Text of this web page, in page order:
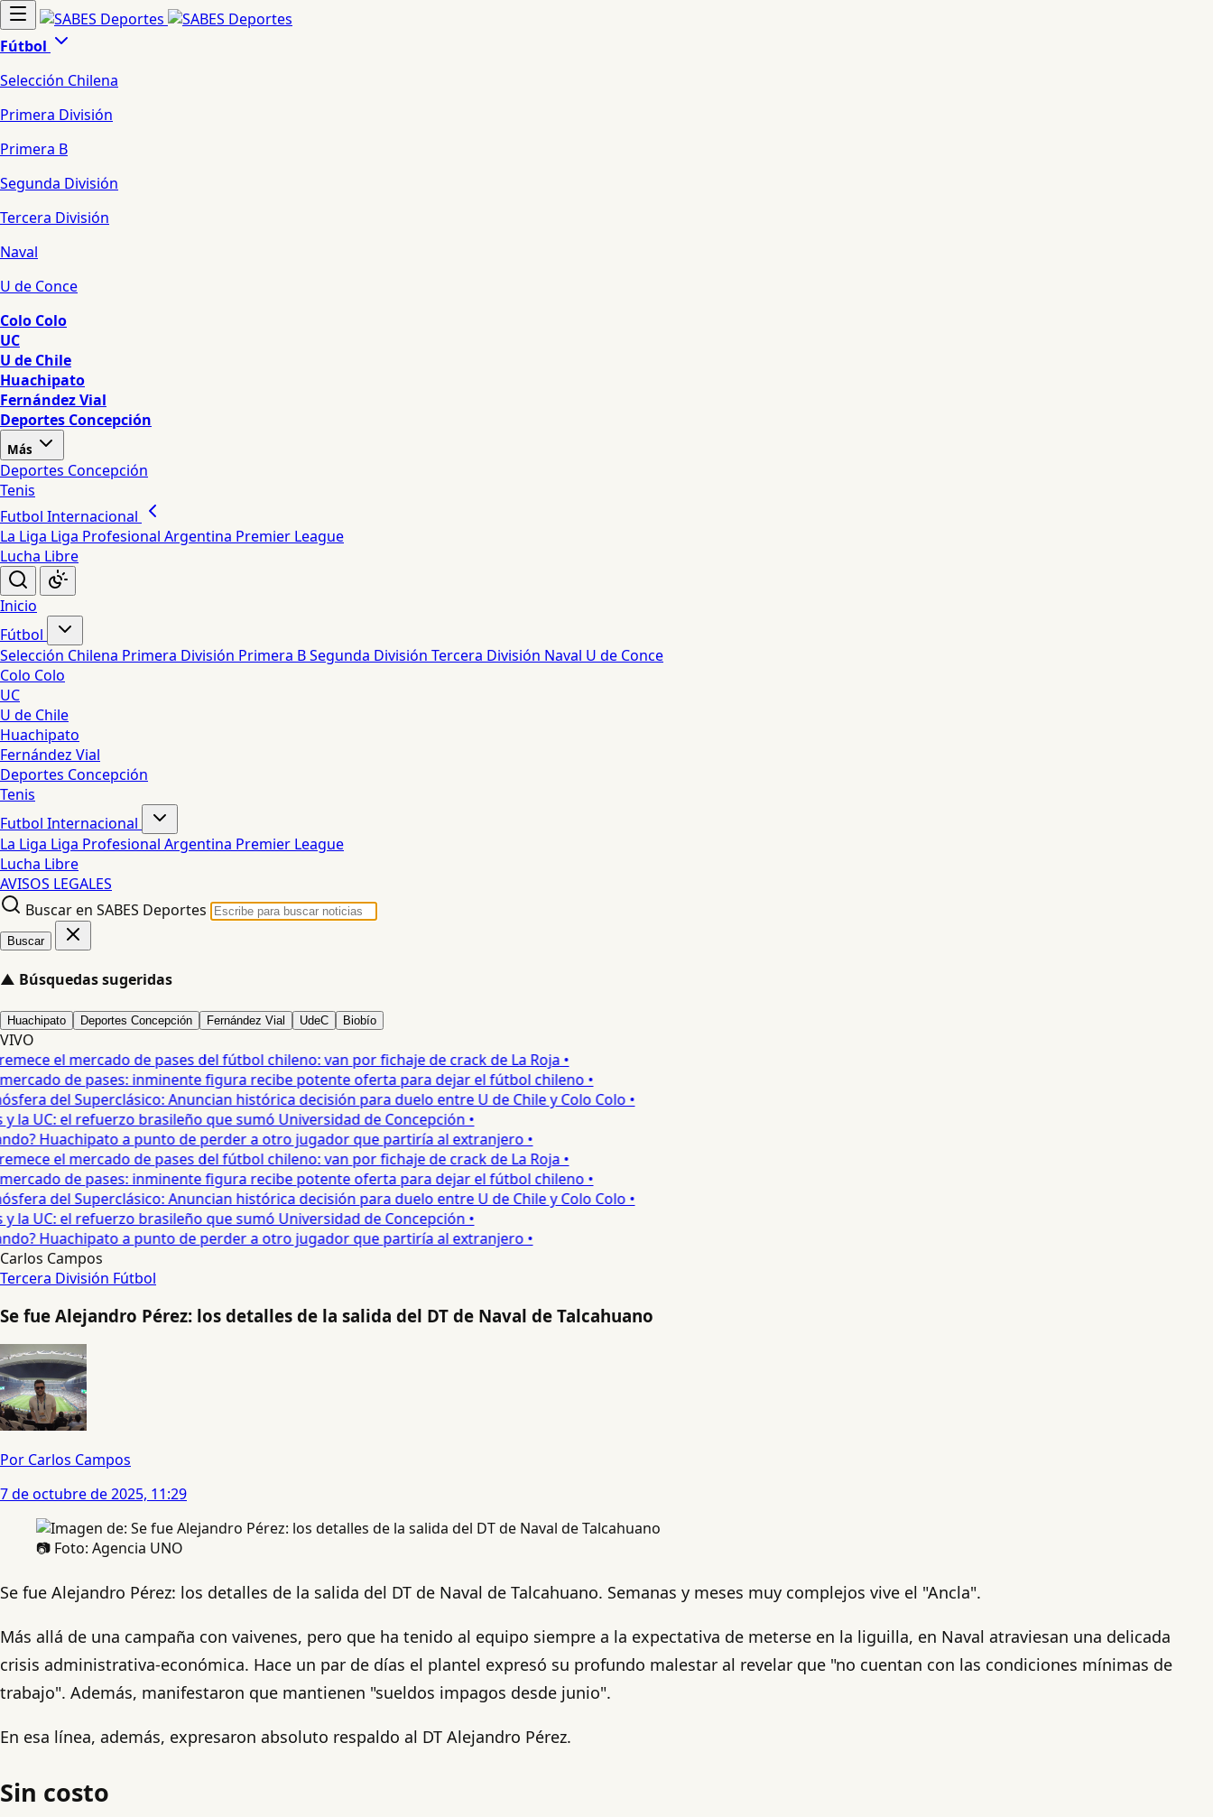
Fútbol
Selección Chilena
Primera División
Primera B
Segunda División
Tercera División
Naval
U de Conce
Colo Colo
UC
U de Chile
Huachipato
Fernández Vial
Deportes Concepción
Más
Deportes Concepción
Tenis
Futbol Internacional
La Liga Liga Profesional Argentina Premier League
Lucha Libre
Inicio
Fútbol
Selección Chilena Primera División Primera BSegunda División Tercera División Naval U de Conce
Colo Colo
UC
U de Chile
Huachipato
Fernández Vial
Deportes Concepción
Tenis
Futbol Internacional
La Liga Liga Profesional Argentina Premier League
Lucha Libre
AVISOS LEGALES
Buscar en SABES Deportes
Buscar
▲ Búsquedas sugeridas
Huachipato Deportes Concepción Fernández Vial UdeC Biobío
VIVO
el mercado de pases del fútbol chileno: van por fichaje de crack de La Roja •
de pases: inminente figura recibe potente oferta para dejar el fútbol chileno •
del Superclásico: Anuncian histórica decisión para duelo entre U de Chile y Colo Colo •
UC: el refuerzo brasileño que sumó Universidad de Concepción •
Huachipato a punto de perder a otro jugador que partiría al extranjero •
el mercado de pases del fútbol chileno: van por fichaje de crack de La Roja •
de pases: inminente figura recibe potente oferta para dejar el fútbol chileno •
del Superclásico: Anuncian histórica decisión para duelo entre U de Chile y Colo Colo •
UC: el refuerzo brasileño que sumó Universidad de Concepción •
Huachipato a punto de perder a otro jugador que partiría al extranjero •
Carlos Campos
Tercera División Fútbol
Se fue Alejandro Pérez: los detalles de la salida del DT de Naval de Talcahuano
Por Carlos Campos
7 de octubre de 2025, 11:29
📷 Foto: Agencia UNO
Se fue Alejandro Pérez: los detalles de la salida del DT de Naval de Talcahuano. Semanas y meses muy complejos vive el "Ancla".
Más allá de una campaña con vaivenes, pero que ha tenido al equipo siempre a la expectativa de meterse en la liguilla, en Naval atraviesan una delicada
crisis administrativa-económica. Hace un par de días el plantel expresó su profundo malestar al revelar que "no cuentan con las condiciones mínimas de
trabajo". Además, manifestaron que mantienen "sueldos impagos desde junio".
En esa línea, además, expresaron absoluto respaldo al DT Alejandro Pérez.
Sin costo